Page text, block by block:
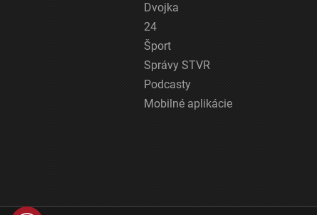
Dvojka
24
Šport
Správy STVR
Podcasty
Mobilné aplikácie